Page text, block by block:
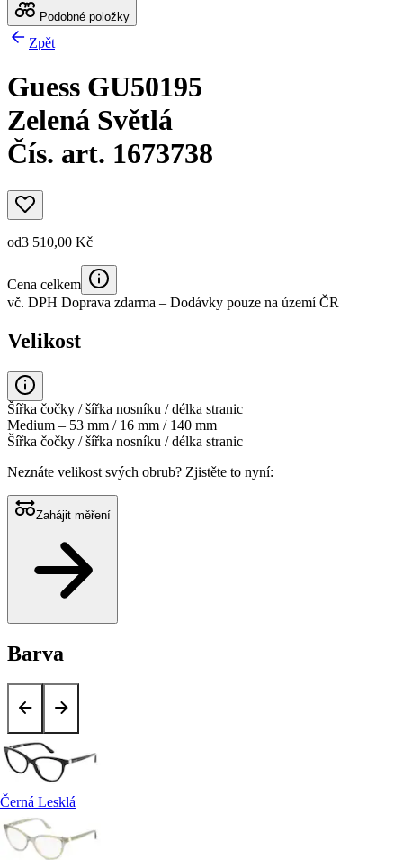
Podobné položky
Zpět
Guess GU50195
Zelená Světlá
Čís. art. 1673738
od3 510,00 Kč
Cena celkem
vč. DPH Doprava zdarma – Dodávky pouze na území ČR
Velikost
Šířka čočky / šířka nosníku / délka stranic
Medium – 53 mm / 16 mm / 140 mm
Šířka čočky / šířka nosníku / délka stranic
Neznáte velikost svých obrub? Zjistěte to nyní:
Zahájit měření
Barva
Černá Lesklá